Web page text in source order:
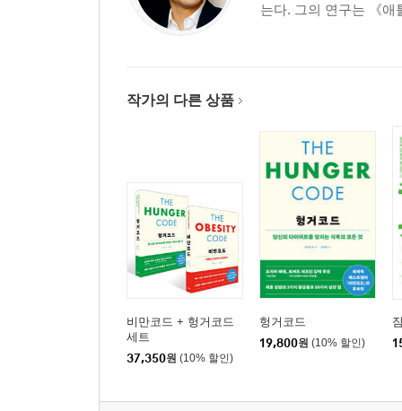
는다. 그의 연구는 《애
작가의 다른 상품
비만코드 + 헝거코드
세트
37,350원 (10% 할인)
헝거코드
19,800원 (10% 할인)